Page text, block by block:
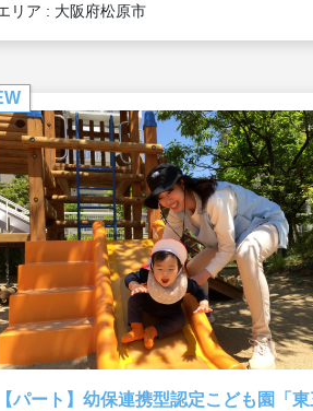
リア : 大阪府松原市
【パート】幼保連携型認定こども園「東